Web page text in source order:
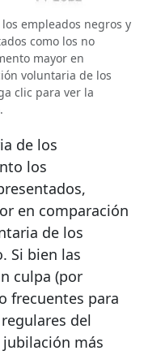
empleados negros y
como los no
mayor en
voluntaria de los
clic para ver la
de los
los
en comparación
de los
Si bien las
culpa (por
frecuentes para
del
más